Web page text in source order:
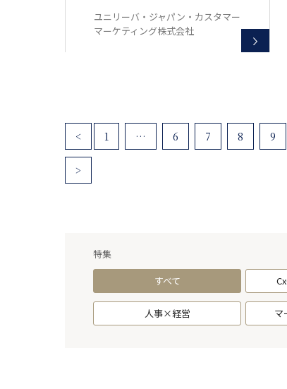
ユニリーバ・ジャパン・カスタマー
マーケティング株式会社
< 1 … 6 7 8 9
>
特集
すべて
人事×経営 マ